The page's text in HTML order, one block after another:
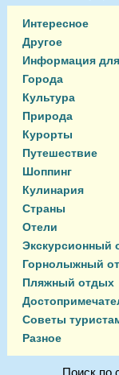
Интересное
Другое
Информация
Города
Культура
Природа
Курорты
Путешествие
Шоппинг
Кулинария
Страны
Отели
Экскурсионный
Горнолыжный
Пляжный отдых
Советы
Разное
Поиск по